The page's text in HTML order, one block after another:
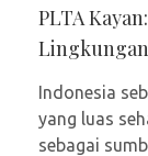
PLTA
Lingkungan
Indonesia
yang luas
sebagai